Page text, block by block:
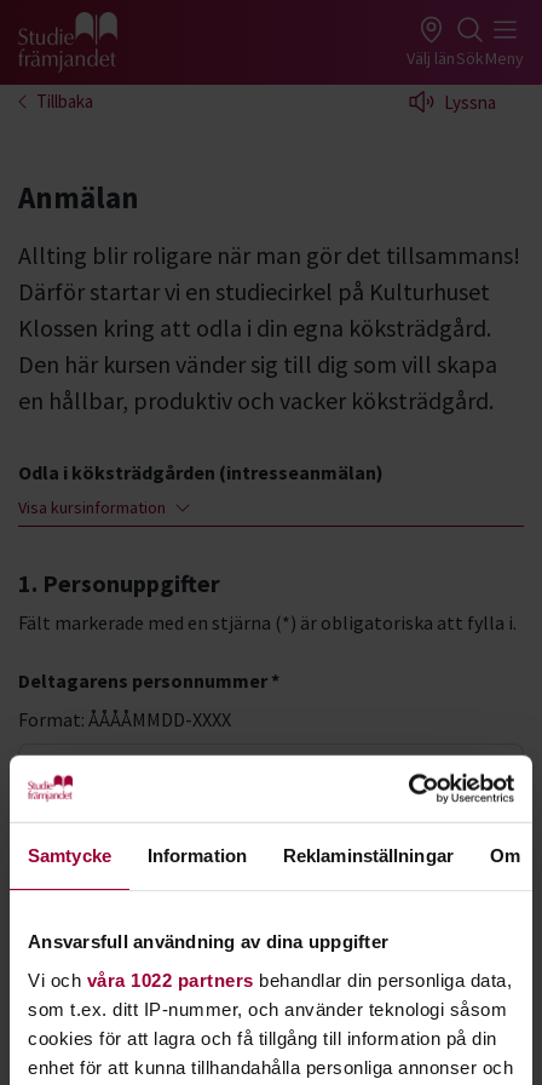
Samtycke Information Reklaminställningar Om
Ansvarsfull användning av dina uppgifter
Vi och våra 1022 partners behandlar din personliga data,
som t.ex. ditt IP-nummer, och använder teknologi såsom
cookies för att lagra och få tillgång till information på din
enhet för att kunna tillhandahålla personliga annonser och
Gå till studiefrämjandets startsida Välj länSökMeny
Tillbaka Lyssna
Anmälan
Allting blir roligare när man gör det tillsammans!
Därför startar vi en studiecirkel på Kulturhuset
Klossen kring att odla i din egna köksträdgård.
Den här kursen vänder sig till dig som vill skapa
en hållbar, produktiv och vacker köksträdgård.
Odla i köksträdgården (intresseanmälan)
Visa kursinformation
1. Personuppgifter
Fält markerade med en stjärna (*) är obligatoriska att fylla i.
Deltagarens personnummer *
Format: ÅÅÅÅMMDD-XXXX
Förnamn *
Efternamn *